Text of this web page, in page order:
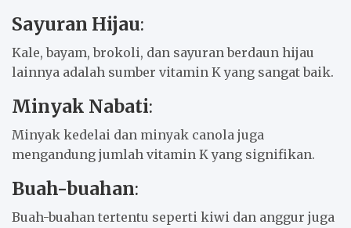
Sayuran Hijau:
Kale, bayam, brokoli, dan sayuran berdaun hijau
lainnya adalah sumber vitamin K yang sangat baik.
Minyak Nabati:
Minyak kedelai dan minyak canola juga
mengandung jumlah vitamin K yang signifikan.
Buah-buahan:
Buah-buahan tertentu seperti kiwi dan anggur juga